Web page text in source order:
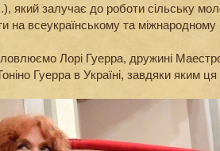
який залучає до роботи сільську
на всеукраїнському та міжнародному
Лорі Гуерра, дружині
Гуерра в Україні, завдяки яким